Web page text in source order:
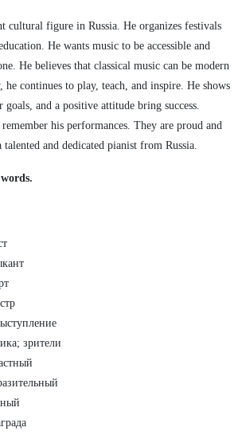
cultural figure in Russia. He organizes festivals
He wants music to be accessible and
He believes that classical music can be modern
he continues to play, teach, and inspire. He shows
and a positive attitude bring success.
his performances. They are proud and
talented and dedicated pianist from Russia.
зрители